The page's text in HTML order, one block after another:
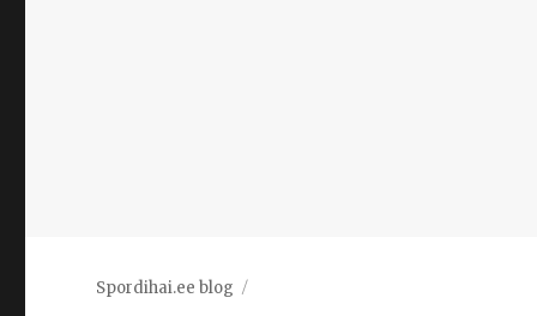
Spordihai.ee blog